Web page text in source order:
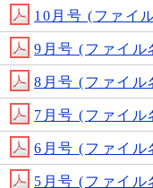
10月号 (ファイ
9月号 (ファイ
8月号 (ファイ
7月号 (ファイ
6月号 (ファイ
5月号 (ファイ